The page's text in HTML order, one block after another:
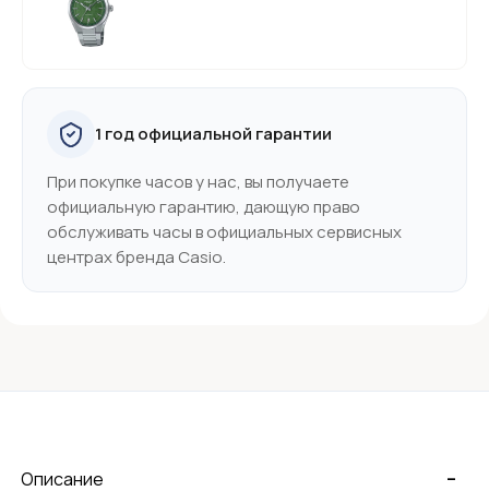
1 год официальной гарантии
При покупке часов у нас, вы получаете
официальную гарантию, дающую право
обслуживать часы в официальных сервисных
центрах бренда Casio.
-
Описание